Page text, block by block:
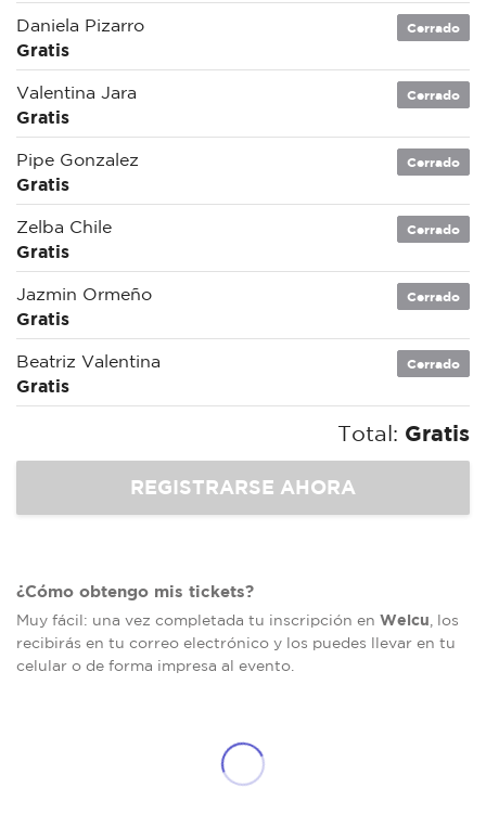
Daniela Pizarro
Gratis
Cerrado
Valentina Jara
Gratis
Cerrado
Pipe Gonzalez
Gratis
Cerrado
Zelba Chile
Gratis
Cerrado
Jazmin Ormeño
Gratis
Cerrado
Beatriz Valentina
Gratis
Cerrado
Total: Gratis
¿Cómo obtengo mis tickets?
Muy fácil: una vez completada tu inscripción en Welcu , los
recibirás en tu correo electrónico y los puedes llevar en tu
celular o de forma impresa al evento.